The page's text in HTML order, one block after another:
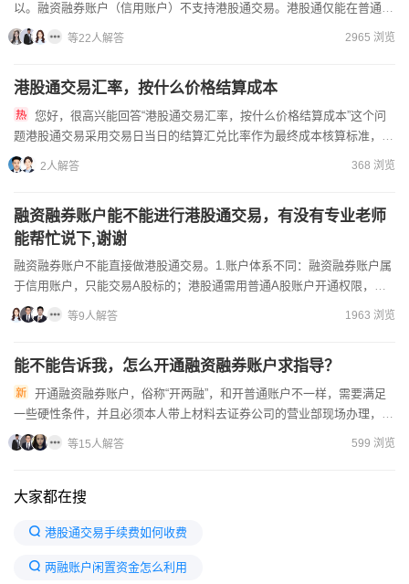
以。融资融券账户（信用账户）不支持港股通交易。港股通仅能在普通账
户中操作，且需单独开通权限。信用账户的资金和持仓无法直接用...
等22人解答 2965 浏览
港股通交易汇率，按什么价格结算成本
题港股通交易采用交易日当日的结算汇兑比率作为最终成本核算标准，该
汇率由中国结算在交易日收盘后统一发布您盘中看到的人民币成本...
2人解答 368 浏览
融资融券账户能不能进行港股通交易，有没有专业老师
能帮忙说下,谢谢
融资融券账户不能直接做港股通交易。1.账户体系不同：融资融券账户属
于信用账户，只能交易A股标的；港股通需用普通A股账户开通权限，资
金与信用账户隔离。2.规则限制：港股通目前仅支持普通账...
等9人解答 1963 浏览
能不能告诉我，怎么开通融资融券账户求指导？
一些硬性条件，并且必须本人带上材料去证券公司的营业部现场办理，专
项融资3.5%营业部前，请先确认自己是否符合以下所有条件：...
等15人解答 599 浏览
大家都在搜
港股通交易手续费如何收费
两融账户闲置资金怎么利用